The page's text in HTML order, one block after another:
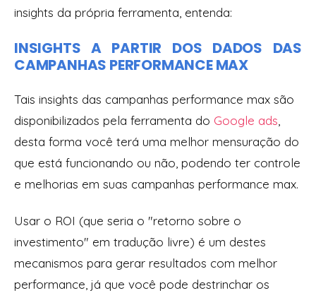
insights da própria ferramenta, entenda:
INSIGHTS A PARTIR DOS DADOS DAS
CAMPANHAS PERFORMANCE MAX
Tais insights das campanhas performance max são
disponibilizados pela ferramenta do Google ads
desta forma você terá uma melhor mensuração do
que está funcionando ou não, podendo ter controle
e melhorias em suas campanhas performance max.
Usar o ROI (que seria o "retorno sobre o
investimento" em tradução livre) é um destes
mecanismos para gerar resultados com melhor
performance, já que você pode destrinchar os